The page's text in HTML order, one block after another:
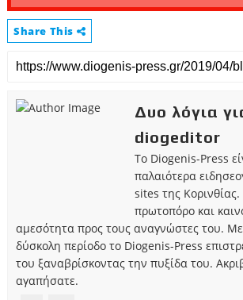
Share This
Δυο λόγια
diogeditor
Το Diogenis-Press
παλαιότερα
sites της
πρωτοπόρο και
αμεσότητα προς τους αναγνώστες του.
δύσκολη περίοδο το Diogenis-Press
του ξαναβρίσκοντας την πυξίδα του.
αγαπήσατε.